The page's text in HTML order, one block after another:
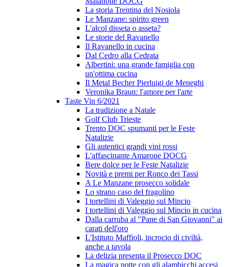
La storia Trentina del Nosiola
Le Manzane: spirito green
L'alcol disseta o asseta?
Le storie del Ravanello
Il Ravanello in cucina
Dal Cedro alla Cedrata
Albertini: una grande famiglia con
un'ottima cucina
Il Metal Becher Pierluigi de Meneghi
Veronika Braun: l'amore per l'arte
Taste Vin 6/2021
La tradizione a Natale
Golf Club Trieste
Trento DOC spumanti per le Feste
Natalizie
Gli autentici grandi vini rossi
L'affascinante Amarone DOCG
Bere dolce per le Feste Natalizie
Novità e premi per Ronco dei Tassi
A Le Manzane prosecco solidale
Lo strano caso del fragolino
I tortellini di Valeggio sul Mincio
I tortellini di Valeggio sul Mincio in cucina
Dalla carruba al "Pane di San Giovanni" ai
carati dell'oro
L'Istituto Maffioli, incrocio di civiltà,
anche a tavola
La delizia presenta il Prosecco DOC
La magica notte con gli alambicchi accesi